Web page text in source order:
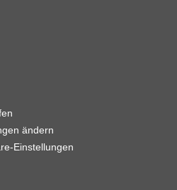
ändern
Einstellungen